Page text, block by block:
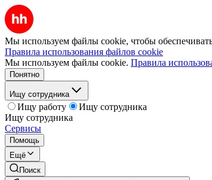
Мы используем файлы cookie, чтобы
Правила использования файлов cookie
Мы используем файлы cookie. Правила
Понятно
Ищу сотрудника
Ищу работу
Ищу сотрудника
Ищу сотрудника
Сервисы
Помощь
Ещё
Поиск